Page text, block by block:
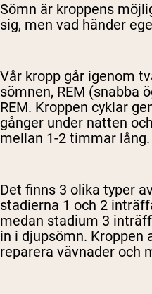
Sömn är kroppens
sig, men vad händer
Vår kropp går igenom
sömnen, REM (snabba
REM. Kroppen cyklar
gånger under natten
mellan 1-2 timmar lång.
Det finns 3 olika typer
stadierna 1 och 2
medan stadium 3
in i djupsömn. Kroppen
reparera vävnader och